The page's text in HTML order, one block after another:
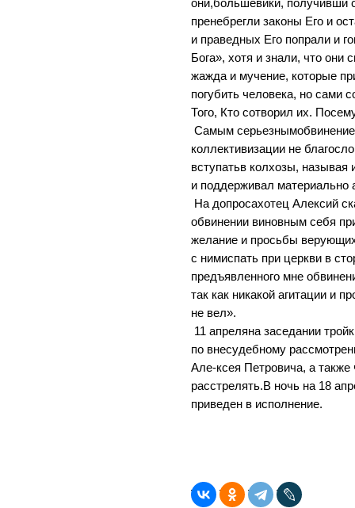
они,большевики, получивши
пренебрегли законы Его и
и праведных Его попрали и
Бога», хотя и знали, что они
жажда и мучение, которые
погубить человека, но сами
Того, Кто сотворил их.
Самым
коллективизации не
вступатьв колхозы, называя
и поддерживал
На допросахотец Алексий
обвинении виновным себя
желание и просьбы
с нимиспать при церкви в
предъявленного мне
так как никакой агитации и
не вел».
11 апреляна заседании
по внесудебному
Але-ксея Петровича, а также
расстрелять.В ночь на 18
приведен в исполнение.